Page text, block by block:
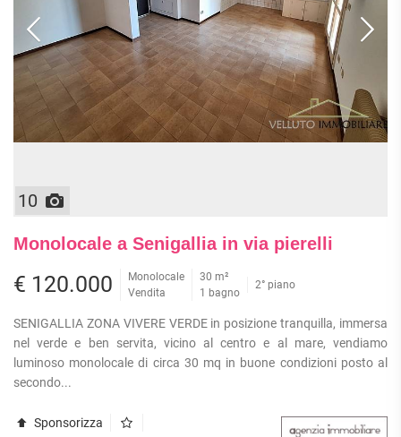
10
Monolocale a Senigallia in via pierelli
€ 120.000
Monolocale
Vendita
30 m²
1 bagno
2° piano
SENIGALLIA ZONA VIVERE VERDE in posizione tranquilla, immersa
nel verde e ben servita, vicino al centro e al mare, vendiamo
luminoso monolocale di circa 30 mq in buone condizioni posto al
secondo...
Sponsorizza